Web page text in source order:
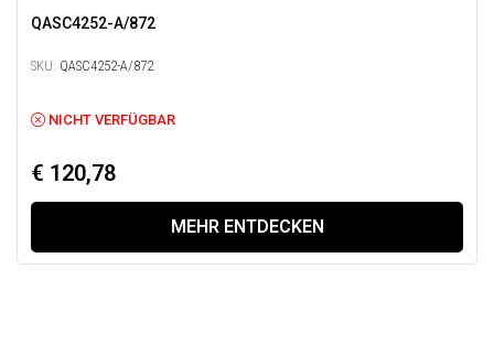
QASC4252-A/872
SKU: QASC4252-A/872
NICHT VERFÜGBAR
€ 120,78
MEHR ENTDECKEN